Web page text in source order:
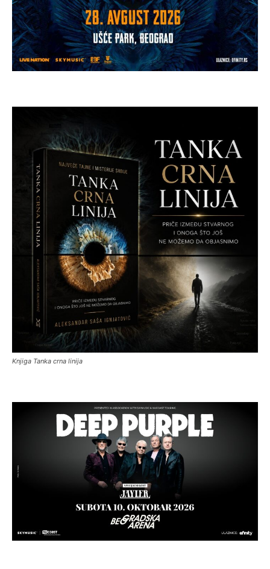
Knjiga Tanka crna linija